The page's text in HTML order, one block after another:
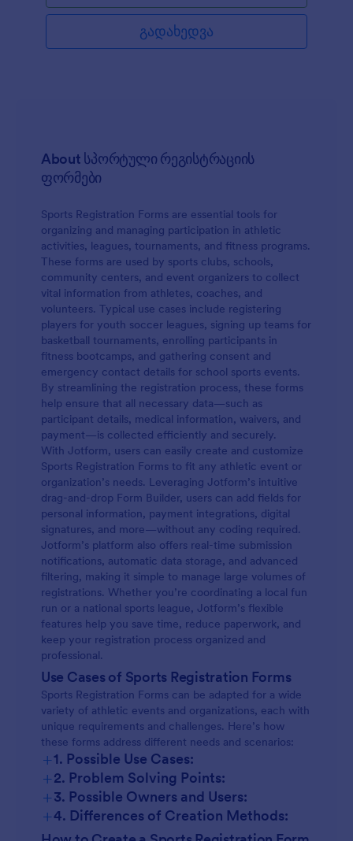
გადახედვა
About სპორტული რეგისტრაციის
ფორმები
Sports Registration Forms are essential tools for
organizing and managing participation in athletic
activities, leagues, tournaments, and fitness programs.
These forms are used by sports clubs, schools,
community centers, and event organizers to collect
vital information from athletes, coaches, and
volunteers. Typical use cases include registering
players for youth soccer leagues, signing up teams for
basketball tournaments, enrolling participants in
fitness bootcamps, and gathering consent and
emergency contact details for school sports events.
By streamlining the registration process, these forms
help ensure that all necessary data—such as
participant details, medical information, waivers, and
payment—is collected efficiently and securely.
With Jotform, users can easily create and customize
Sports Registration Forms to fit any athletic event or
organization’s needs. Leveraging Jotform’s intuitive
drag-and-drop Form Builder, users can add fields for
personal information, payment integrations, digital
signatures, and more—without any coding required.
Jotform’s platform also offers real-time submission
notifications, automatic data storage, and advanced
filtering, making it simple to manage large volumes of
registrations. Whether you’re coordinating a local fun
run or a national sports league, Jotform’s flexible
features help you save time, reduce paperwork, and
keep your registration process organized and
professional.
Use Cases of Sports Registration Forms
Sports Registration Forms can be adapted for a wide
variety of athletic events and organizations, each with
unique requirements and challenges. Here’s how
these forms address different needs and scenarios:
+1. Possible Use Cases:
+2. Problem Solving Points:
+3. Possible Owners and Users:
+4. Differences of Creation Methods: